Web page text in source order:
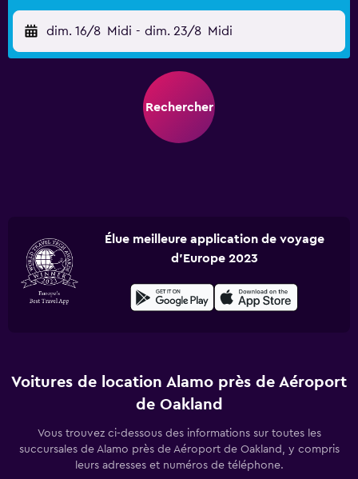
dim. 16/8 Midi - dim. 23/8 Midi
Rechercher
Élue meilleure application de voyage
d'Europe 2023
Voitures de location Alamo près de Aéroport
de Oakland
Vous trouvez ci-dessous des informations sur toutes les
succursales de Alamo près de Aéroport de Oakland, y compris
leurs adresses et numéros de téléphone.